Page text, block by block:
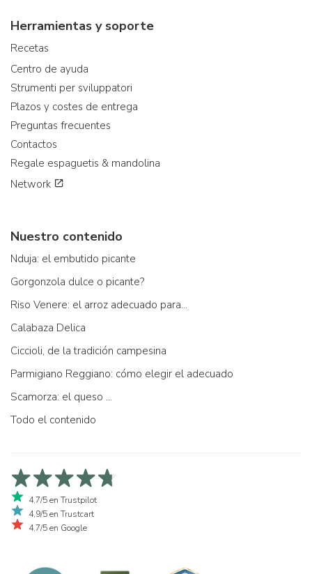
Herramientas y soporte
Recetas
Centro de ayuda
Strumenti per sviluppatori
Plazos y costes de entrega
Preguntas frecuentes
Contactos
Regale espaguetis & mandolina
Network
Nuestro contenido
Nduja: el embutido picante
Gorgonzola dulce o picante?
Riso Venere: el arroz adecuado para...
Calabaza Delica
Ciccioli, de la tradición campesina
Parmigiano Reggiano: cómo elegir el adecuado
Scamorza: el queso ...
Todo el contenido
4,7/5 en Trustpilot
4,9/5 en Trustcart
4,7/5 en Google